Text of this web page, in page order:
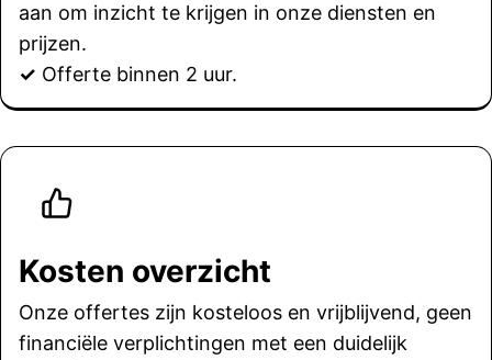
aan om inzicht te krijgen in onze diensten en
prijzen.
✓ Offerte binnen 2 uur.
Kosten overzicht
Onze offertes zijn kosteloos en vrijblijvend, geen
financiële verplichtingen met een duidelijk